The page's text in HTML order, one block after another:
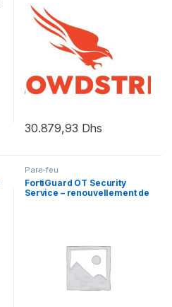
30.879,93 Dhs
Pare-feu
FortiGuard OT Security
Service – renouvellement de